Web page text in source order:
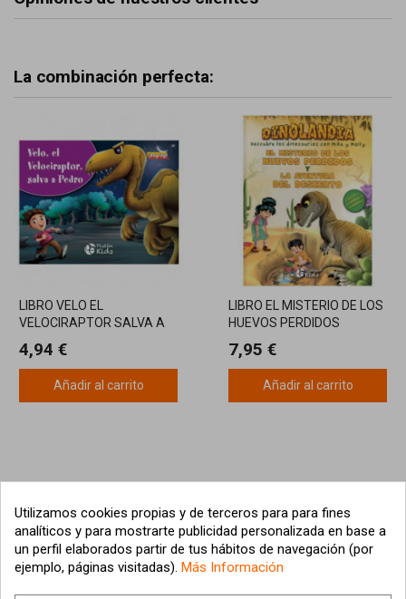
La combinación perfecta:
LIBRO VELO EL
VELOCIRAPTOR SALVA A
4,94 €
Añadir al carrito
LIBRO EL MISTERIO DE LOS
HUEVOS PERDIDOS
7,95 €
Añadir al carrito
Utilizamos cookies propias y de terceros para para fines
analíticos y para mostrarte publicidad personalizada en base a
un perfil elaborados partir de tus hábitos de navegación (por
ejemplo, páginas visitadas). Más Información